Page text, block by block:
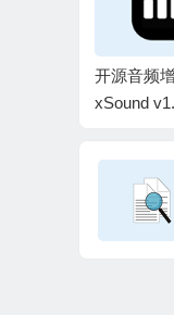
开源音频
xSound